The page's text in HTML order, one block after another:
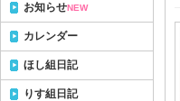
お知らせNEW
カレンダー
ほし組日記
りす組日記